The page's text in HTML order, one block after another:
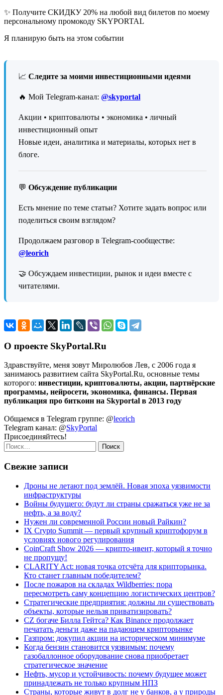
✨ Получите СКИДКУ 20% на любой вид билетов по моему
персональному промокоду SKYPORTAL
Я планирую быть на этом событии
📈 Следите за моими инвестиционными идеями
🔥 Мой Telegram-канал: @skyportal
Акции • криптовалюты • экономика • личный
инвестиционный опыт
Новые идеи, аналитика и материалы, которых нет в
блоге.
💬 Обсуждение публикации
Есть мнение по теме статьи? Хотите задать вопрос или
поделиться своим взглядом?
Продолжаем разговор в Telegram-сообществе:
@leorich
🤝 Обсуждаем инвестиции, рынок и идеи вместе с
читателями.
О проекте SkyPortal.Ru
Здравствуйте, меня зовут Миролюбов Лев, с 2006 года я
занимаюсь развитием сайта SkyPortal.Ru, основные темы
которого: инвестиции, криптовалюты, акции, партнёрские
программы, нейросети, экономика, финансы. Первая
публикация про биткоин на Skyportal в 2013 году
Общаемся в Telegram группе: @leorich
Telegram канал: @SkyPortal
Присоединяйтесь!
Найти:
Свежие записи
Дроны не летают под землёй. Новая эпоха уязвимости
инфраструктуры
Войны будущего: будут ли страны сражаться уже не за
нефть, а за воду?
Нужен ли современной России новый Райкин?
IX Crypto Summit — первый крупный криптофорум в
условиях нового регулирования
CoinCraft Show 2026 — крипто-ивент, который я точно
не пропущу!
CLARITY Act: новая точка отсчёта для крипторынка.
Кто станет главным победителем?
После пожаров на складах Wildberries: пора
пересмотреть саму концепцию логистических центров?
Стратегические предприятия: должны ли существовать
объекты, которые нельзя приватизировать?
CZ богаче Билла Гейтса? Как Binance продолжает
печатать деньги даже на падающем крипторынке
Газпром: докупил акции на историческом минимуме
Когда бензин становится уязвимым: почему
газобаллонное оборудование снова приобретает
стратегическое значение
Нефть, мусор и устойчивость: почему будущее может
принадлежать не только крупным НПЗ
Страны, которые живут в долг не у банков, а у природы